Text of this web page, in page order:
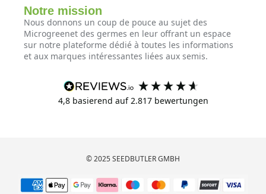
Notre mission
Nous donnons un coup de pouce au sujet des
Microgreenet des germes en leur offrant un espace
sur notre plateforme dédié à toutes les informations
et aux marques intéressantes liées aux semis.
4,8 basierend auf2.817bewertungen
© 2025 SEEDBUTLER GMBH